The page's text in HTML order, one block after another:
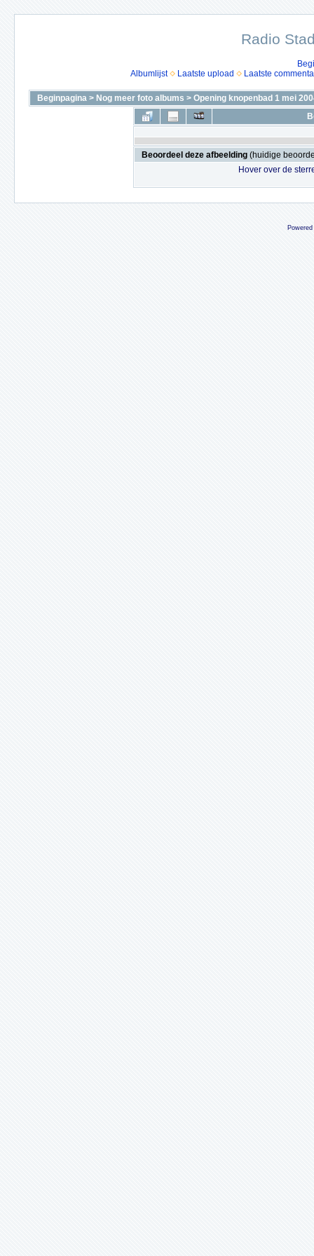
Radio
Albumlijst
Laatste upload Laatste
Beginpagina > Nog meer foto albums > Opening knopenbad 1 mei
Beoordeel deze afbeelding (huidige
Hover over de